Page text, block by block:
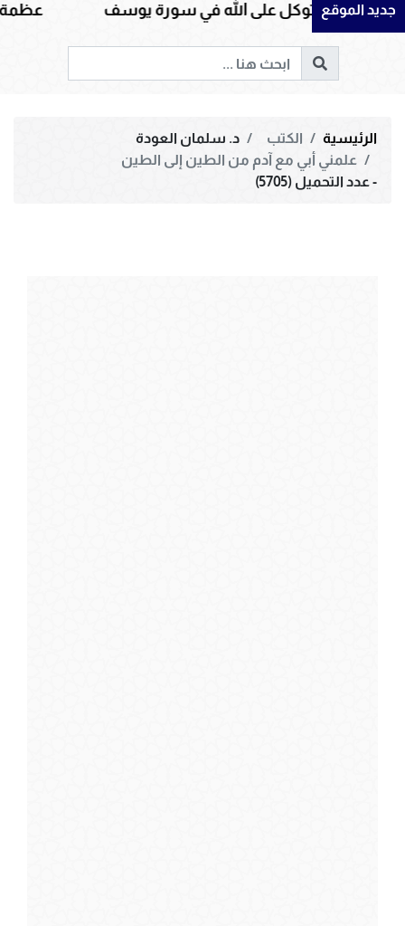
جديد الموقععلى الله في سورة يوسف عظمة القرآن
الرئيسية الكتب
د. سلمان العودة
علمني أبي مع آدم من الطين إلى الطين
- عدد التحميل (5705)